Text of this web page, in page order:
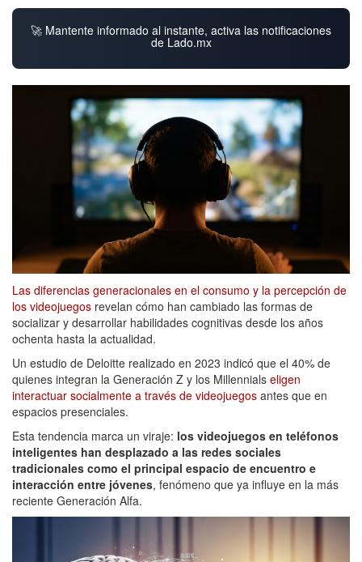
🚀 Mantente informado al instante, activa las notificaciones
de Lado.mx
Las diferencias generacionales en el consumo y la percepción de
los videojuegos revelan cómo han cambiado las formas de
socializar y desarrollar habilidades cognitivas desde los años
ochenta hasta la actualidad.
Un estudio de Deloitte realizado en 2023 indicó que el 40% de
quienes integran la Generación Z y los Millennials eligen
interactuar socialmente a través de videojuegos antes que en
espacios presenciales.
Esta tendencia marca un viraje: los videojuegos en teléfonos
inteligentes han desplazado a las redes sociales
tradicionales como el principal espacio de encuentro e
interacción entre jóvenes, fenómeno que ya influye en la más
reciente Generación Alfa.